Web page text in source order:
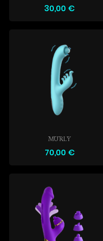
30,00 €
MURLY
70,00 €